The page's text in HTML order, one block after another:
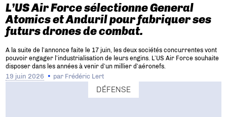
L’US Air Force sélectionne General
Atomics et Anduril pour fabriquer ses
futurs drones de combat.
A la suite de l’annonce faite le 17 juin, les deux sociétés concurrentes vont
pouvoir engager l’industrialisation de leurs engins. L’US Air Force souhaite
disposer dans les années à venir d’un millier d’aéronefs.
19 juin 2026 par Frédéric Lert
DÉFENSE